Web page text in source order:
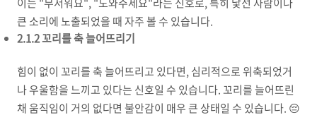
큰 소리에 노출되었을 때 자주 볼 수 있습니다.
2.1.2 꼬리를 축 늘어뜨리기
힘이 없이 꼬리를 축 늘어뜨리고 있다면, 심리적으로 위축되었거
나 우울함을 느끼고 있다는 신호일 수 있습니다. 꼬리를 늘어뜨린
채 움직임이 거의 없다면 불안감이 매우 큰 상태일 수 있습니다. 😔